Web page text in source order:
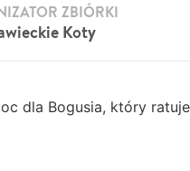
Koty
ZBIÓRKI
dla Bogusia, który